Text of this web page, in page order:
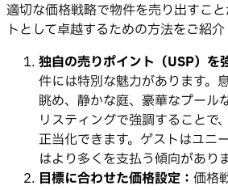
適切な価格戦略で物件を売り出すこ
トとして卓越するための方法をご紹介
独自の売りポイント（USP）を
件には特別な魅力があります。
眺め、静かな庭、豪華なプール
リスティングで強調することで
正当化できます。ゲストはユニ
はより多くを支払う傾向がありま
目標に合わせた価格設定： 価格